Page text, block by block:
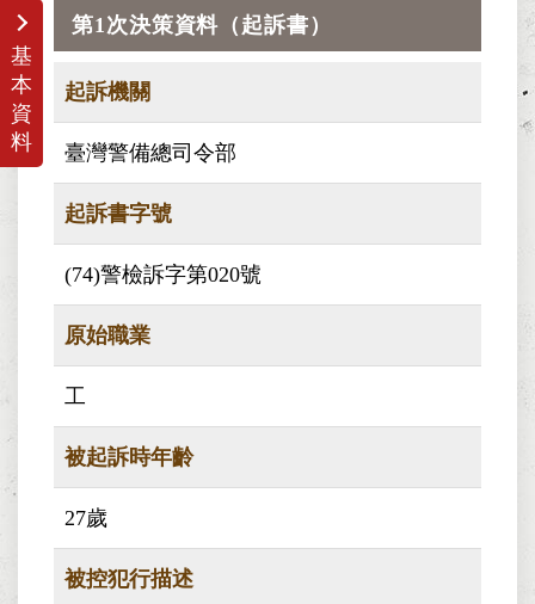
基
本
資
料
第1次決策資料（起訴書）
起訴機關
臺灣警備總司令部
起訴書字號
(74)警檢訴字第020號
原始職業
工
被起訴時年齡
27歲
被控犯行描述